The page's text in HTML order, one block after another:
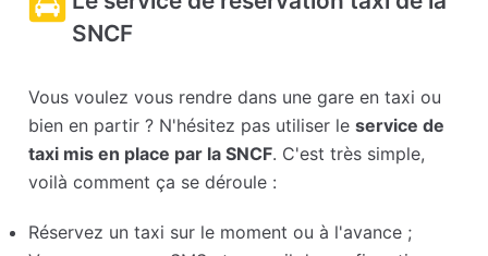
SNCF
Vous voulez vous rendre dans une gare en taxi ou
bien en partir ? N'hésitez pas utiliser leservice de
taxi mis en place par la SNCF. C'est très simple,
voilà comment ça se déroule :
Réservez un taxi sur le moment ou à l'avance ;